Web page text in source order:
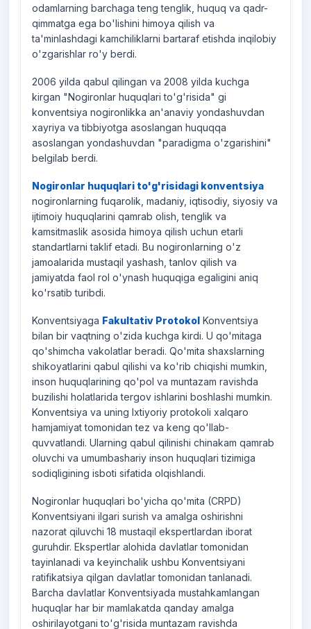
odamlarning barchaga teng tenglik, huquq va qadr-
qimmatga ega bo'lishini himoya qilish va
ta'minlashdagi kamchiliklarni bartaraf etishda inqilobiy
o'zgarishlar ro'y berdi.
2006 yilda qabul qilingan va 2008 yilda kuchga
kirgan "Nogironlar huquqlari to'g'risida" gi
konventsiya nogironlikka an'anaviy yondashuvdan
xayriya va tibbiyotga asoslangan huquqqa
asoslangan yondashuvdan "paradigma o'zgarishini"
belgilab berdi.
Nogironlar huquqlari to'g'risidagi konventsiya
nogironlarning fuqarolik, madaniy, iqtisodiy, siyosiy va
ijtimoiy huquqlarini qamrab olish, tenglik va
kamsitmaslik asosida himoya qilish uchun etarli
standartlarni taklif etadi. Bu nogironlarning o'z
jamoalarida mustaqil yashash, tanlov qilish va
jamiyatda faol rol o'ynash huquqiga egaligini aniq
ko'rsatib turibdi.
Konventsiyaga Fakultativ Protokol Konventsiya
bilan bir vaqtning o'zida kuchga kirdi. U qo'mitaga
qo'shimcha vakolatlar beradi. Qo'mita shaxslarning
shikoyatlarini qabul qilishi va ko'rib chiqishi mumkin,
inson huquqlarining qo'pol va muntazam ravishda
buzilishi holatlarida tergov ishlarini boshlashi mumkin.
Konventsiya va uning Ixtiyoriy protokoli xalqaro
hamjamiyat tomonidan tez va keng qo'llab-
quvvatlandi. Ularning qabul qilinishi chinakam qamrab
oluvchi va umumbashariy inson huquqlari tizimiga
sodiqligining isboti sifatida olqishlandi.
Nogironlar huquqlari bo'yicha qo'mita (CRPD)
Konventsiyani ilgari surish va amalga oshirishni
nazorat qiluvchi 18 mustaqil ekspertlardan iborat
guruhdir. Ekspertlar alohida davlatlar tomonidan
tayinlanadi va keyinchalik ushbu Konventsiyani
ratifikatsiya qilgan davlatlar tomonidan tanlanadi.
Barcha davlatlar Konventsiyada mustahkamlangan
huquqlar har bir mamlakatda qanday amalga
oshirilayotgani to'g'risida muntazam ravishda